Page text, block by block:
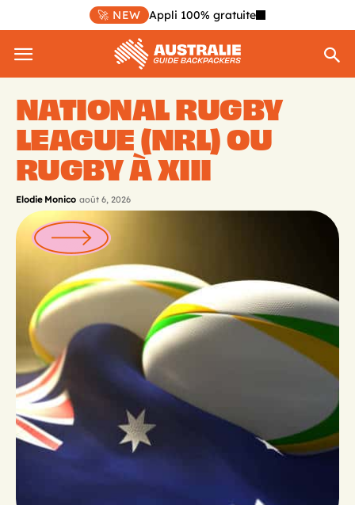
🚀 NEW Appli 100% gratuite
NATIONAL RUGBY
LEAGUE (NRL) OU
RUGBY À XIII
Elodie Monico août 6, 2026